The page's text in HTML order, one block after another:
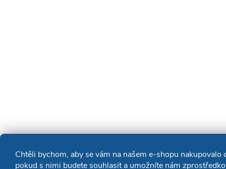
Chtěli bychom, aby se vám na našem e-shopu
pokud s nimi budete souhlasit a umožníte nám